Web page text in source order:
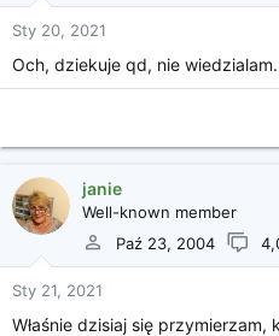
Sty 20, 2021
Och, dziekuje qd, nie wiedzialam.
janie
Well-known member
Paź 23, 2004
Sty 21, 2021
Właśnie dzisiaj się